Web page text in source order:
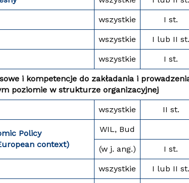
wszystkie I st.
wszystkie I lub II st.
wszystkie I st.
i kompetencje do zakładania i
poziomie w strukturze organizacyjnej
wszystkie II st.
Policy
context)
WIL, Bud
(w j. ang.) I st.
wszystkie I lub II st.